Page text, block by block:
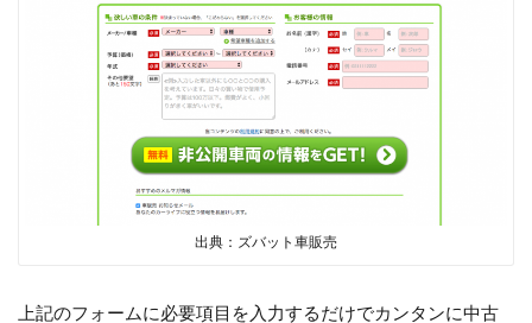
出典：ズバット車販売
上記のフォームに必要項目を入力するだけでカンタンに中古